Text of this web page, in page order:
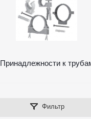
Принадлежности к
Фильтр